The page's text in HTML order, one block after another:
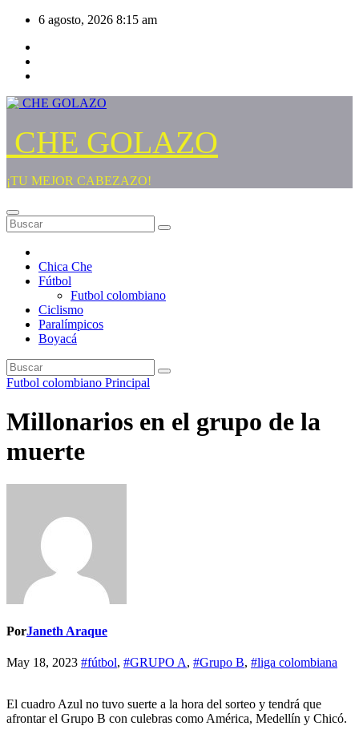
Saltar
contenido
6 agosto, 2026 8:15 am
CHE GOLAZO
¡TU MEJOR CABEZAZO!
Chica Che
Fútbol
Futbol colombiano
Ciclismo
Paralímpicos
Boyacá
Futbol colombiano Principal
Millonarios en el grupo de la
muerte
PorJaneth Araque
May 18, 2023 #fútbol, #GRUPO A, #Grupo B, #liga colombiana
El cuadro Azul no tuvo suerte a la hora del sorteo y tendrá que
afrontar el Grupo B con culebras como América, Medellín y Chicó.